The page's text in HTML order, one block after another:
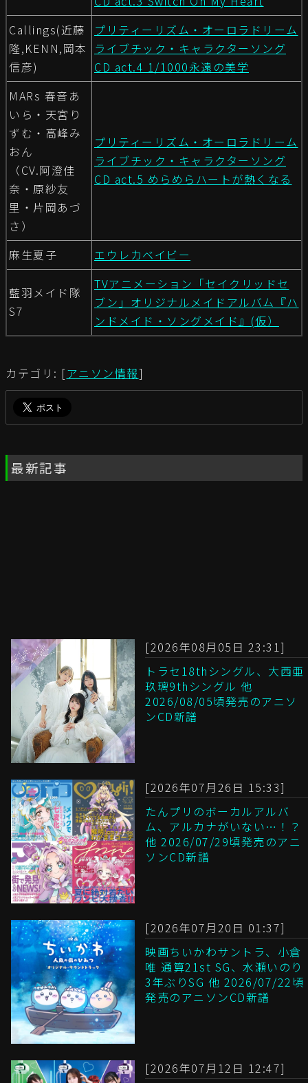
Callings(近藤
隆,KENN,岡本
信彦)
プリティーリズム・オーロラドリーム
ライブチック・キャラクターソング
CD act.4 1/1000永遠の美学
MARs 春音あ
いら・天宮り
ずむ・高峰み
おん
（CV.阿澄佳
奈・原紗友
里・片岡あづ
さ）
プリティーリズム・オーロラドリーム
ライブチック・キャラクターソング
CD act.5 めらめらハートが熱くなる
麻生夏子 エウレカベイビー
藍羽メイド隊
S7
TVアニメーション「セイクリッドセ
ブン」オリジナルメイドアルバム『ハ
ンドメイド・ソングメイド』(仮）
カテゴリ: [アニソン情報]
最新記事
[2026年08月05日 23:31]
トラセ18thシングル、大西亜
玖璃9thシングル 他
2026/08/05頃発売のアニソ
ンCD新譜
[2026年07月26日 15:33]
たんプリのボーカルアルバ
ム、アルカナがいない…！？
他 2026/07/29頃発売のアニ
ソンCD新譜
[2026年07月20日 01:37]
映画ちいかわサントラ、小倉
唯 通算21st SG、水瀬いのり
3年ぶりSG 他 2026/07/22頃
発売のアニソンCD新譜
[2026年07月12日 12:47]